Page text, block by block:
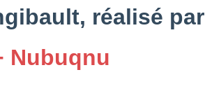
réalisé par
Nubuqnu